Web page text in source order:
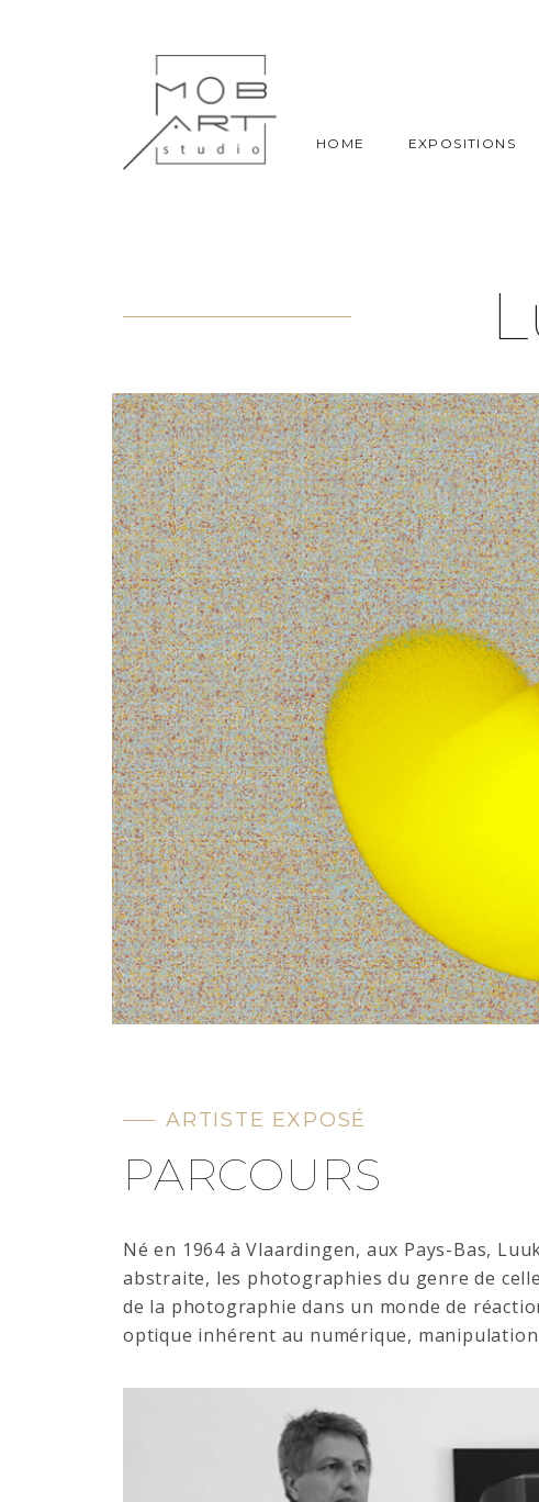
HOME EXPOSITIONS
ARTISTE EXPOSÉ
PARCOURS
Né en 1964 à Vlaardingen, aux Pays-Bas,
abstraite, les photographies du genre de
de la photographie dans un monde de
optique inhérent au numérique,